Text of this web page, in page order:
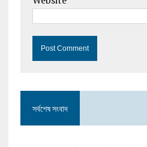
সর্বশেষ সংবাদ